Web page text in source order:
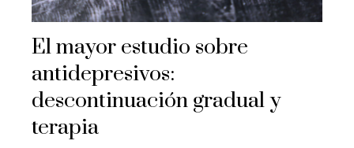
El mayor estudio sobre
antidepresivos:
descontinuación gradual y
terapia